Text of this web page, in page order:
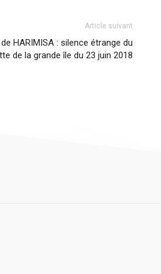
Article suivant
HARIMISA : silence étrange du
de la grande île du 23 juin 2018